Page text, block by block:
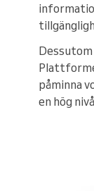
påminna
en hög